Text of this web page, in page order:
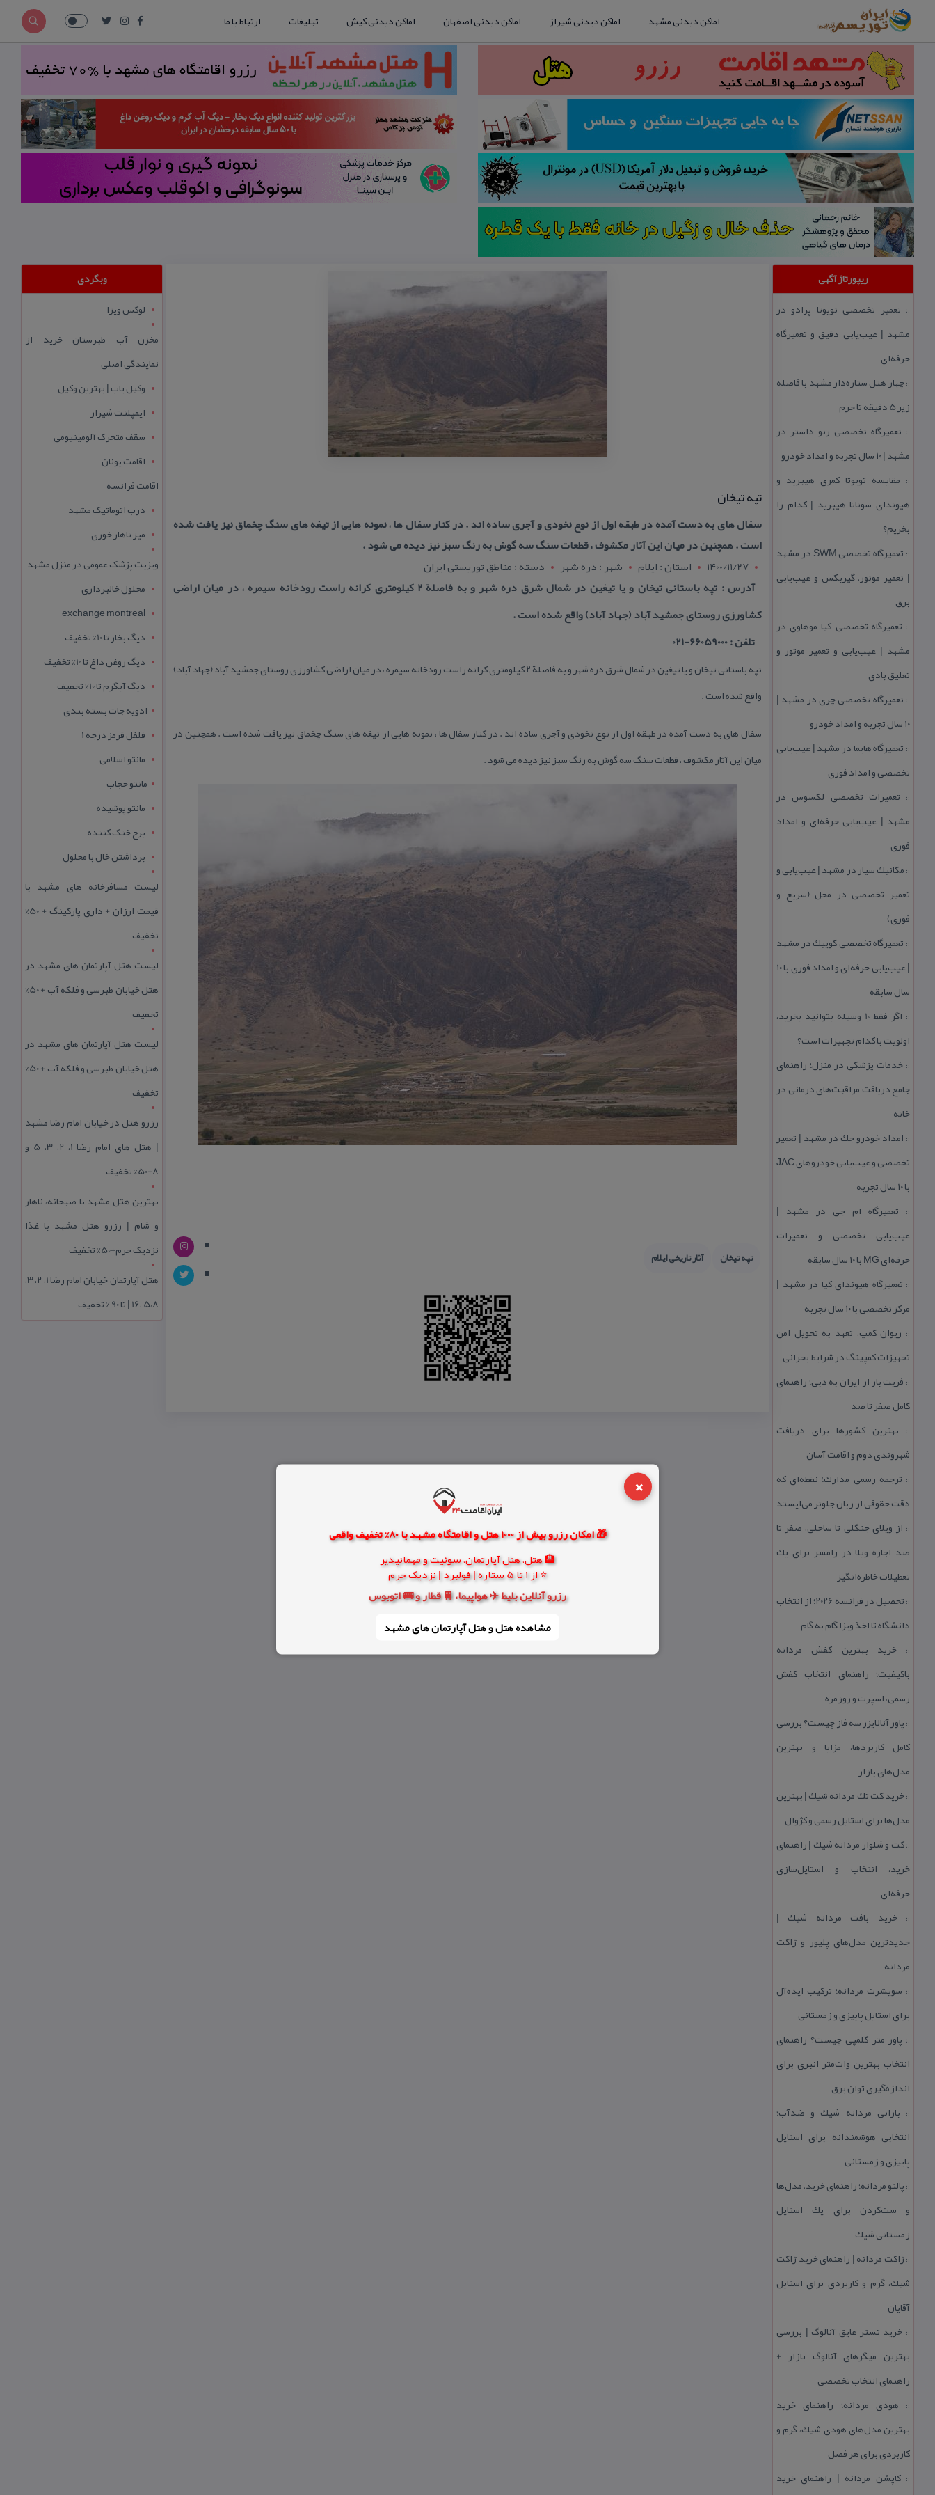
×
🎁 امکان رزرو بیش از 1000 هتل و اقامتگاه مشهد با 80% تخفیف واقعی
🏨 هتل، هتل آپارتمان، سوئیت و مهمانپذیر
⭐ از 1 تا 5 ستاره | فولبرد | نزدیک حرم
رزرو آنلاین بلیط ✈️ هواپیما، 🚆 قطار و 🚌 اتوبوس
مشاهده هتل و هتل‌ آپارتمان های مشهد
اماکن دیدنی مشهد اماکن دیدنی شیراز اماکن دیدنی اصفهان اماکن دیدنی کیش تبلیغات ارتباط با ما
ریپورتاژ آگهی
:: تعمیر تخصصی تویوتا پرادو در
مشهد | عیب‌یابی دقیق و تعمیرگاه
حرفه‌ای
::چهار هتل‌ ستاره‌دار مشهد با فاصله
زیر 5 دقیقه تا حرم
:: تعمیرگاه تخصصی رنو داستر در
مشهد | ۱۰ سال تجربه و امداد خودرو
:: مقایسه تویوتا كمری هیبرید و
هیوندای سوناتا هیبرید | كدام را
بخریم؟
::
تعمیرگاه تخصصی SWM در مشهد
| تعمیر موتور، گیربكس و عیب‌یابی
برق
:: تعمیرگاه تخصصی كیا موهاوی در
مشهد | عیب‌یابی و تعمیر موتور و
تعلیق بادی
:: تعمیرگاه تخصصی چری در مشهد |
۱۰ سال تجربه و امداد خودرو
:: تعمیرگاه هایما در مشهد | عیب‌یابی
تخصصی و امداد فوری
:: تعمیرات تخصصی لكسوس در
مشهد | عیب‌یابی حرفه‌ای و امداد
فوری
:: مكانیك سیار در مشهد | عیب‌یابی و
تعمیر تخصصی در محل (سریع و
فوری)
:: تعمیرگاه تخصصی كوییك در مشهد
| عیب‌یابی حرفه‌ای و امداد فوری با ۱۰
سال سابقه
::
اگر فقط 10 وسیله بتوانید بخرید،
اولویت با كدام تجهیزات است؟
:: خدمات پزشكی در منزل؛ راهنمای
جامع دریافت مراقبت‌های درمانی در
خانه
:: امداد خودرو جك در مشهد | تعمیر
تخصصی و عیب‌یابی خودروهای JAC
با ۱۰ سال تجربه
:: تعمیرگاه ام جی در مشهد |
عیب‌یابی تخصصی و تعمیرات
حرفه‌ای MG با ۱۰ سال سابقه
:: تعمیرگاه هیوندای كیا در مشهد |
مركز تخصصی با ۱۰ سال تجربه
:: ریوان كمپ، تعهد به تحویل امن
تجهیزات كمپینگ در شرایط بحرانی
:: فریت بار از ایران به دبی؛ راهنمای
كامل صفر تا صد
:: بهترین كشورها برای دریافت
شهروندی دوم و اقامت آسان
:: ترجمه رسمی مدارك؛ نقطه‌ای كه
دقت حقوقی از زبان جلوتر می‌ایستد
:: از ویلای جنگلی تا ساحلی، صفر تا
صد اجاره ویلا در رامسر برای یك
تعطیلات خاطره‌انگیز
::
تحصیل در فرانسه 2026؛ از انتخاب
دانشگاه تا اخذ ویزا گام به گام
::خرید بهترین كفش مردانه
باكیفیت؛ راهنمای انتخاب كفش
رسمی، اسپرت و روزمره
:: پاور آنالایزر سه فاز چیست؟ بررسی
كامل كاربردها، مزایا و بهترین
مدل‌های بازار
::خرید كت تك مردانه شیك | بهترین
مدل‌ها برای استایل رسمی و كژوال
::كت و شلوار مردانه شیك | راهنمای
خرید، انتخاب و استایل‌سازی
حرفه‌ای
::خرید بافت مردانه شیك |
جدیدترین مدل‌های پلیور و ژاكت
مردانه
:: سویشرت مردانه؛ تركیب ایده‌آل
برای استایل پاییزی و زمستانی
:: پاور متر كلمپی چیست؟ راهنمای
انتخاب بهترین وات‌متر انبری برای
اندازه‌گیری توان برق
:: بارانی مردانه شیك و ضدآب؛
انتخابی هوشمندانه برای استایل
پاییزی و زمستانی
:: پالتو مردانه؛ راهنمای خرید، مدل‌ها
و ست‌كردن برای یك استایل
زمستانی شیك
::ژاكت مردانه | راهنمای خرید ژاكت
شیك، گرم و كاربردی برای استایل
آقایان
:: خرید تستر عایق آنالوگ | بررسی
بهترین میگرهای آنالوگ بازار +
راهنمای انتخاب تخصصی
:: هودی مردانه؛ راهنمای خرید
بهترین مدل‌های هودی شیك، گرم و
كاربردی برای هر فصل
::كاپشن مردانه | راهنمای خرید
تپه تیخان
سفال های به دست آمده در طبقه اول از نوع نخودی و آجری ساده اند . در كنار سفال ها ، نمونه هایی از تیغه های سنگ چخماق نیز یافت شده
است . همچنین در میان این آثار مكشوف ، قطعات سنگ سه گوش به رنگ سبز نیز دیده می شود .
1400/11/27
استان : ايلام شهر : دره شهر
دسته : مناطق توریستی ایران
آدرس : تپه باستانی تیخان و یا تیغین در شمال شرق دره شهر و به فاصلة ۲ كیلومتری كرانه راست رودخانه سیمره ، در میان اراضی
كشاورزی روستای جمشید آباد (جهاد آباد) واقع شده است .
تلفن : 66059000-021
تپه باستانی تیخان و یا تیغین در شمال شرق دره شهر و به فاصلة ۲ كیلومتری كرانه راست رودخانه سیمره ، در میان اراضی كشاورزی روستای جمشید آباد (جهاد آباد)
واقع شده است .
سفال های به دست آمده در طبقه اول از نوع نخودی و آجری ساده اند . در كنار سفال ها ، نمونه هایی از تیغه های سنگ چخماق نیز یافت شده است . همچنین در
میان این آثار مكشوف ، قطعات سنگ سه گوش به رنگ سبز نیز دیده می شود .
تپه تیخان آثار تاریخی ایلام
وبگردی
لوکس ویزا
مخزن آب طبرستان خرید از
نمایندگی اصلی
وکیل یاب | بهترین وکیل
ایمپلنت شیراز
سقف متحرک آلومینیومی
اقامت یونان
اقامت فرانسه
درب اتوماتیک مشهد
میز ناهار خوری
ویزیت پزشک عمومی در منزل مشهد
محلول خالبرداری
exchange montreal
دیگ بخار تا 10% تخفیف
دیگ روغن داغ تا 10% تخفیف
دیگ آبگرم تا 10% تخفیف
ادویه جات بسته بندی
فلفل قرمز درجه 1
مانتو اسلامی
مانتو حجاب
مانتو پوشیده
برج خنک کننده
برداشتن خال با محلول
لیست مسافرخانه های مشهد با
قیمت ارزان + داری پارکینگ + 50%
تخفیف
لیست هتل آپارتمان های مشهد در
هتل خیابان طبرسی و فلکه آب + 50%
تخفیف
لیست هتل آپارتمان های مشهد در
هتل خیابان طبرسی و فلکه آب + 50%
تخفیف
رزرو هتل در خیابان امام رضا مشهد
| هتل‌ های امام رضا 1، 2، 3، 5 و
8+50% تخفیف
بهترین هتل مشهد با صبحانه، ناهار
و شام | رزرو هتل مشهد با غذا
نزدیک حرم+50% تخفیف
هتل آپارتمان خیابان امام رضا 1، 2، 3،
5،8 ،16 | تا 90 % تخفیف